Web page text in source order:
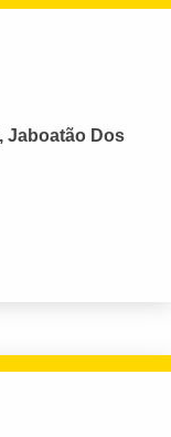
Jaboatão Dos